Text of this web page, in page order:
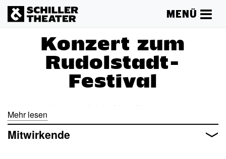
MENÜ
Konzert zum
Rudolstadt-
Festival
Mehr lesen
Mitwirkende